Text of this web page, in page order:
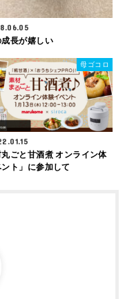
長が嬉しい
母ゴコロ
丸ごと甘酒煮 オンライン体
ト」に参加して